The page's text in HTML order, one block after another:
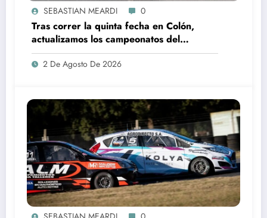
SEBASTIAN MEARDI 0
Tras correr la quinta fecha en Colón,
actualizamos los campeonatos del
automovilismo de Fedenor
2 De Agosto De 2026